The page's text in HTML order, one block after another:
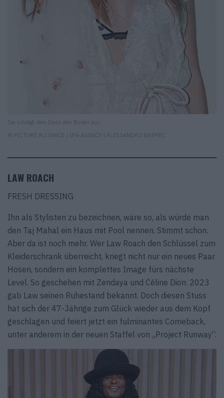
Sie schlägt dem Bass den Boden aus.
© PICTURE ALLIANCE / IPA-AGENCY | ALESSANDRO BREMEC
LAW ROACH
FRESH DRESSING
Ihn als Stylisten zu bezeichnen, wäre so, als würde man
den Taj Mahal ein Haus mit Pool nennen. Stimmt schon.
Aber da ist noch mehr. Wer Law Roach den Schlüssel zum
Kleiderschrank überreicht, kriegt nicht nur ein neues Paar
Hosen, sondern ein komplettes Image fürs nächste
Level. So geschehen mit Zendaya und Céline Dion. 2023
gab Law seinen Ruhestand bekannt. Doch diesen Stuss
hat sich der 47-Jährige zum Glück wieder aus dem Kopf
geschlagen und feiert jetzt ein fulminantes Comeback,
unter anderem in der neuen Staffel von „Project Runway“.